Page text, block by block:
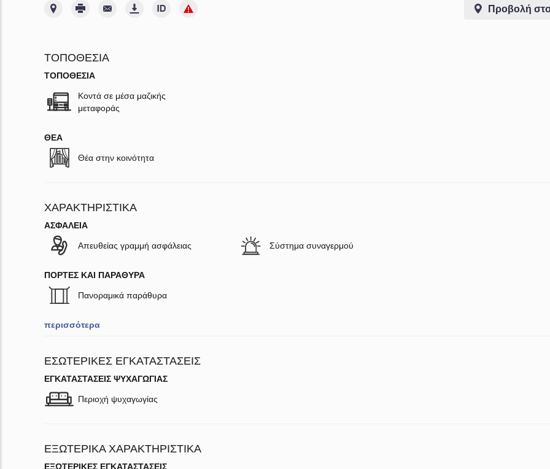
Προβολή
ΤΟΠΟΘΕΣΊΑ
ΤΟΠΟΘΕΣΊΑ
Κοντά σε μέσα μαζικής
μεταφοράς
ΘΈΑ
Θέα στην κοινότητα
ΧΑΡΑΚΤΗΡΙΣΤΙΚΆ
ΑΣΦΆΛΕΙΑ
Απευθείας γραμμή ασφάλειας Σύστημα συναγερμού
ΠΌΡΤΕΣ ΚΑΙ ΠΑΡΆΘΥΡΑ
Πανοραμικά παράθυρα
περισσότερα
ΕΣΩΤΕΡΙΚΈΣ ΕΓΚΑΤΑΣΤΆΣΕΙΣ
ΕΓΚΑΤΑΣΤΆΣΕΙΣ ΨΥΧΑΓΩΓΊΑΣ
Περιοχή ψυχαγωγίας
ΕΞΩΤΕΡΙΚΆ ΧΑΡΑΚΤΗΡΙΣΤΙΚΆ
ΕΞΩΤΕΡΙΚΈΣ ΕΓΚΑΤΑΣΤΆΣΕΙΣ